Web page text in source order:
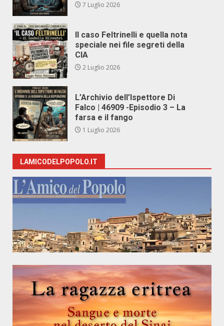
7 Luglio 2026
Il caso Feltrinelli e quella nota
speciale nei file segreti della
CIA
2 Luglio 2026
L’Archivio dell’Ispettore Di
Falco | 46909 -Episodio 3 – La
farsa e il fango
1 Luglio 2026
LAMICODELPOPOLO.IT